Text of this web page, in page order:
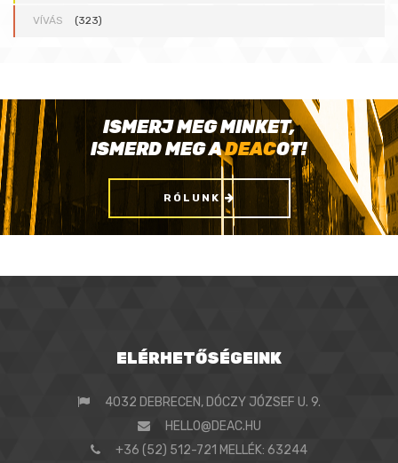
VÍVÁS (323)
ISMERJ MEG MINKET,
ISMERD MEG ADEACOT!
RÓLUNK
ELÉRHETŐSÉGEINK
4032 DEBRECEN, DÓCZY JÓZSEF U. 9.
HELLO@DEAC.HU
+36 (52) 512-721 MELLÉK: 63244